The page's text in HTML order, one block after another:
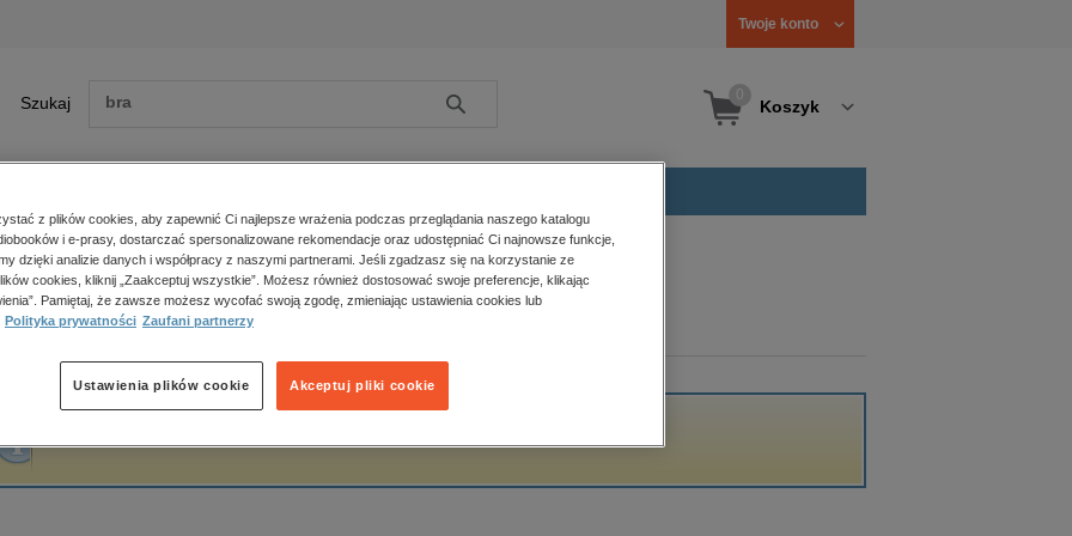
Twoje konto
Szukaj Szukaj Koszyk
Zobacz wszystkie E-prasa
polityka, społeczno-informacyjne
psychologiczne
popularno-naukowe
historia
główna Aleksander Gieysztor
Gieysztor
z plików cookies, aby zapewnić Ci najlepsze wrażenia podczas przeglądania naszego katalogu
i e-prasy, dostarczać spersonalizowane rekomendacje oraz udostępniać Ci najnowsze funkcje,
dzięki analizie danych i współpracy z naszymi partnerami. Jeśli zgadzasz się na korzystanie ze
cookies, kliknij „Zaakceptuj wszystkie”. Możesz również dostosować swoje preferencje, klikając
Pamiętaj, że zawsze możesz wycofać swoją zgodę, zmieniając ustawienia cookies lub
Polityka prywatności Zaufani partnerzy
Akceptuj pliki cookie
Ustawienia plików cookie